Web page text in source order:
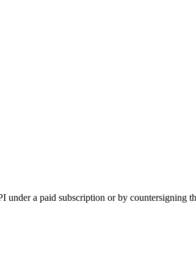
a paid subscription or by countersigning